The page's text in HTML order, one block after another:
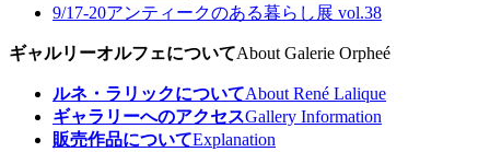
9/17-20アンティークのある暮らし展 vol.38
ギャルリーオルフェについてAbout Galerie Orpheé
ルネ・ラリックについてAbout René Lalique
ギャラリーへのアクセスGallery Information
販売作品についてExplanation